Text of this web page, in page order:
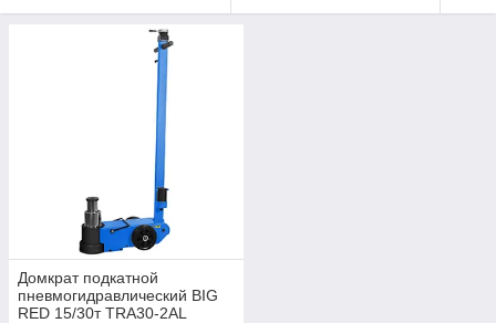
Домкрат подкатной
пневмогидравлический BIG
RED 15/30т TRA30-2AL